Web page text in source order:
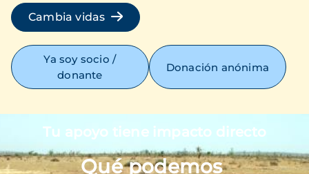
Cambia vidas
Ya soy socio /
donante
Donación anónima
Tu apoyo tiene impacto directo
Qué podemos